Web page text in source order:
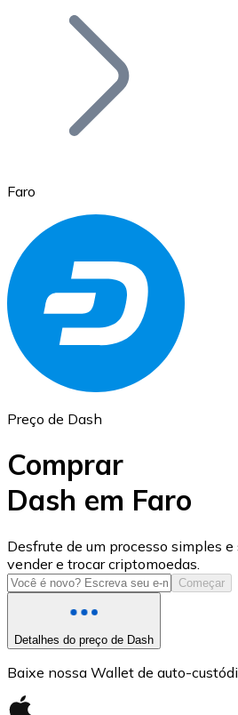
Bitcoin
Ethereum
ETH
USD Coin
USDC
Faro
Preço de Dash
Comprar
Dash em Faro
Desfrute de um processo simples e
vender e trocar criptomoedas.
Começar
Detalhes do preço de Dash
Baixe nossa Wallet de auto-